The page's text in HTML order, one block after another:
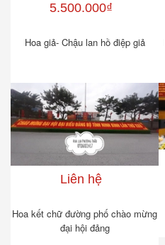
5.500.000₫
Hoa giả- Chậu lan hồ điệp giả
Liên hệ
Hoa kết chữ đường phố chào mừng
đại hội đảng